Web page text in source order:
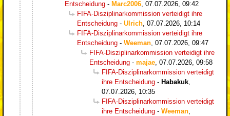
Entscheidung - Marc2006, 07.07.2026, 09:42
FIFA-Disziplinarkommission verteidigt ihre
Entscheidung - Ulrich, 07.07.2026, 10:14
FIFA-Disziplinarkommission verteidigt ihre
Entscheidung - Weeman, 07.07.2026, 09:47
FIFA-Disziplinarkommission verteidigt ihre
Entscheidung - majae, 07.07.2026, 09:58
FIFA-Disziplinarkommission verteidigt
ihre Entscheidung - Habakuk,
07.07.2026, 10:35
FIFA-Disziplinarkommission verteidigt
ihre Entscheidung - Weeman,